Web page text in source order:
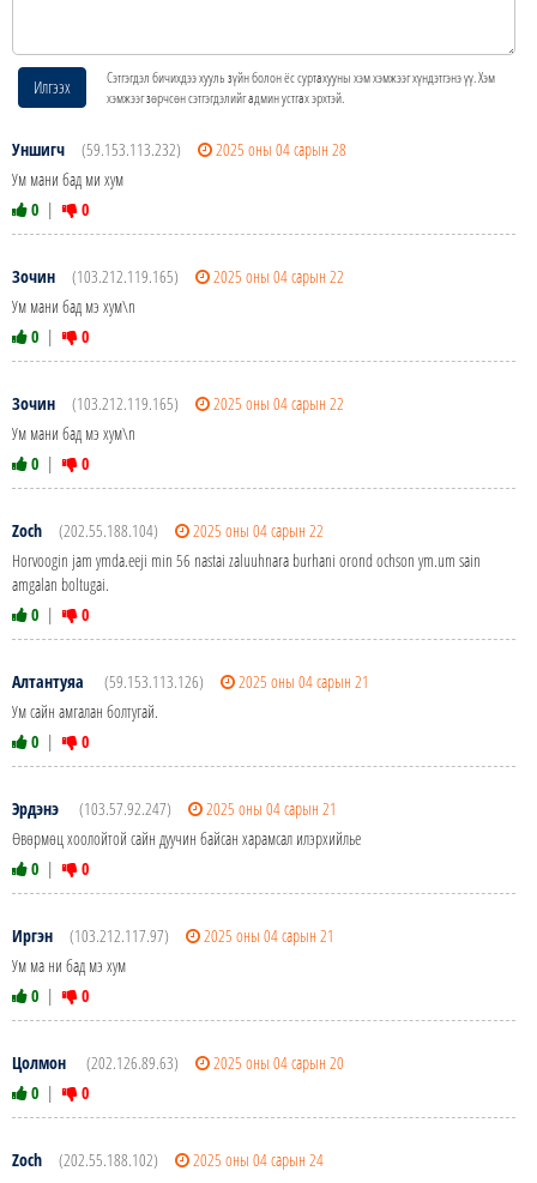
Илгээх
Сэтгэгдэл бичихдээ хууль зүйн болон ёс суртахууны хэм хэмжээг хүндэтгэнэ үү. Хэм
хэмжээг зөрчсөн сэтгэгдэлийг админ устгах эрхтэй.
Уншигч (59.153.113.232)
2025 оны 04 сарын 28
Ум мани бад ми хум
0 | 0
Зочин (103.212.119.165)
2025 оны 04 сарын 22
Ум мани бад мэ хум\n
0 | 0
Зочин (103.212.119.165)
2025 оны 04 сарын 22
Ум мани бад мэ хум\n
0 | 0
Zoch (202.55.188.104)
2025 оны 04 сарын 22
Horvoogin jam ymda.eeji min 56 nastai zaluuhnara burhani orond ochson ym.um sain
amgalan boltugai.
0 | 0
Алтантуяа (59.153.113.126)
2025 оны 04 сарын 21
Ум сайн амгалан болтугай.
0 | 0
Эрдэнэ (103.57.92.247)
2025 оны 04 сарын 21
Өвөрмөц хоолойтой сайн дуучин байсан харамсал илэрхийлье
0 | 0
Иргэн (103.212.117.97)
2025 оны 04 сарын 21
Ум ма ни бад мэ хум
0 | 0
Цолмон (202.126.89.63)
2025 оны 04 сарын 20
0 | 0
Zoch (202.55.188.102)
2025 оны 04 сарын 24